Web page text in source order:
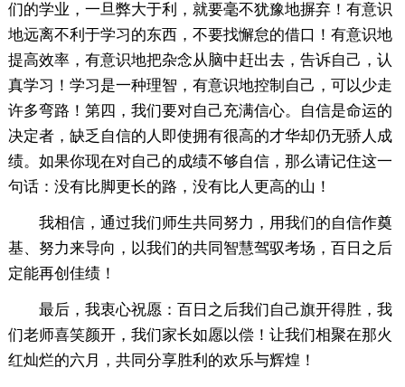
们的学业，一旦弊大于利，就要毫不犹豫地摒弃！有意识
地远离不利于学习的东西，不要找懈怠的借口！有意识地
提高效率，有意识地把杂念从脑中赶出去，告诉自己，认
真学习！学习是一种理智，有意识地控制自己，可以少走
许多弯路！第四，我们要对自己充满信心。自信是命运的
决定者，缺乏自信的人即使拥有很高的才华却仍无骄人成
绩。如果你现在对自己的成绩不够自信，那么请记住这一
句话：没有比脚更长的路，没有比人更高的山！
我相信，通过我们师生共同努力，用我们的自信作奠
基、努力来导向，以我们的共同智慧驾驭考场，百日之后
定能再创佳绩！
最后，我衷心祝愿：百日之后我们自己旗开得胜，我
们老师喜笑颜开，我们家长如愿以偿！让我们相聚在那火
红灿烂的六月，共同分享胜利的欢乐与辉煌！